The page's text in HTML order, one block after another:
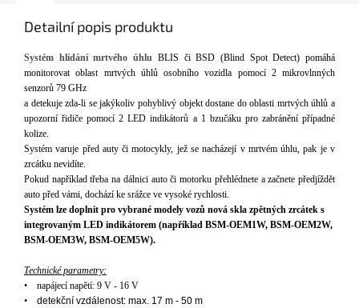
Detailní popis produktu
Systém hlídání mrtvého úhlu BLIS či BSD (Blind Spot Detect) pomáhá
monitorovat oblast mrtvých úhlů osobního vozidla pomocí 2 mikrovlnných
senzorů 79 GHz
a detekuje zda-li se jakýkoliv pohyblivý objekt dostane do oblasti mrtvých úhlů a
upozorní řidiče pomocí 2 LED indikátorů a 1 bzučáku pro zabránění případné
kolize.
Systém varuje před auty či motocykly, jež se nacházejí v mrtvém úhlu, pak je v
zrcátku nevidíte.
Pokud například třeba na dálnici auto či motorku přehlédnete a začnete předjíždět
auto před vámi, dochází ke srážce ve vysoké rychlosti.
Systém lze doplnit pro vybrané modely vozů nová skla zpětných zrcátek s
integrovaným LED indikátorem (například BSM-OEM1W, BSM-OEM2W,
BSM-OEM3W, BSM-OEM5W).
Technické parametry:
• napájecí napětí: 9 V - 16 V
• detekční vzdálenost: max. 17 m - 50 m